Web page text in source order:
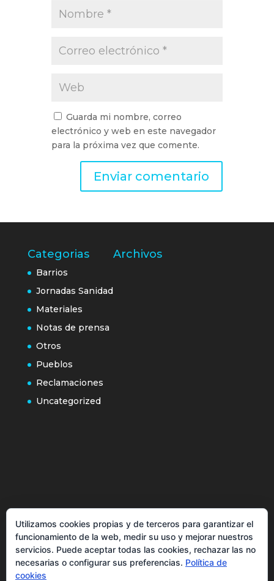
Guarda mi nombre, correo
electrónico y web en este navegador
para la próxima vez que comente.
Categorias
Barrios
Jornadas Sanidad
Materiales
Notas de prensa
Otros
Pueblos
Reclamaciones
Uncategorized
Archivos
Más información sobre las cookies
Inicio
Política de privacidad
Utilizamos cookies propias y de terceros para garantizar el
funcionamiento de la web, medir su uso y mejorar nuestros
servicios. Puede aceptar todas las cookies, rechazar las no
necesarias o configurar sus preferencias. Política de
cookies